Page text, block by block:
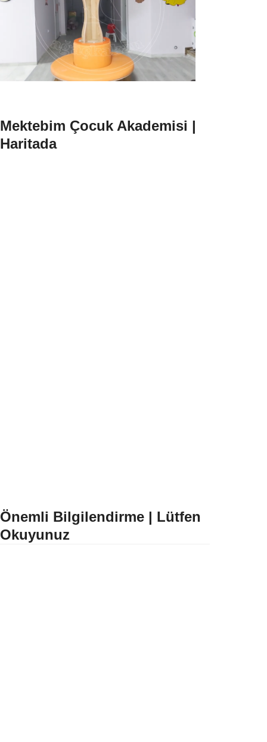
Mektebim Çocuk Akademisi |
Haritada
Önemli Bilgilendirme | Lütfen
Okuyunuz